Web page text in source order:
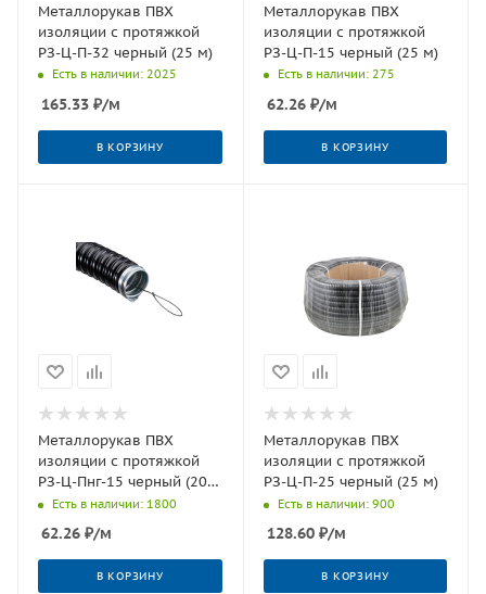
Металлорукав ПВХ
изоляции с протяжкой
РЗ-Ц-П-32 черный (25 м)
Есть в наличии: 2025
165.33 ₽/м
В КОРЗИНУ
Металлорукав ПВХ
изоляции с протяжкой
РЗ-Ц-П-15 черный (25 м)
Есть в наличии: 275
62.26₽/м
В КОРЗИНУ
Металлорукав ПВХ
изоляции с протяжкой
РЗ-Ц-Пнг-15 черный (20
м)
Есть в наличии: 1800
62.26 ₽/м
В КОРЗИНУ
Металлорукав ПВХ
изоляции с протяжкой
РЗ-Ц-П-25 черный (25 м)
Есть в наличии: 900
128.60₽/м
В КОРЗИНУ